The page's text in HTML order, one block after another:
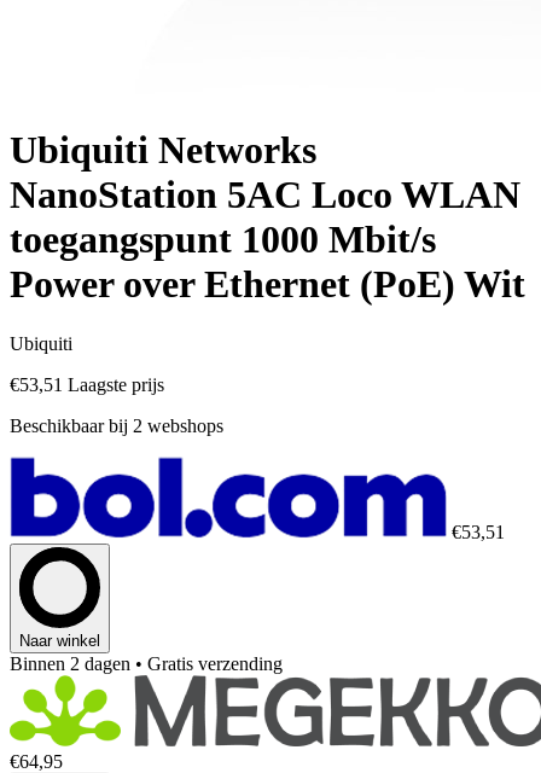
Ubiquiti Networks
NanoStation 5AC Loco WLAN
toegangspunt 1000 Mbit/s
Power over Ethernet (PoE) Wit
Ubiquiti
€53,51 Laagste prijs
Beschikbaar bij 2 webshops
€53,51
Naar winkel
Binnen 2 dagen • Gratis verzending
€64,95